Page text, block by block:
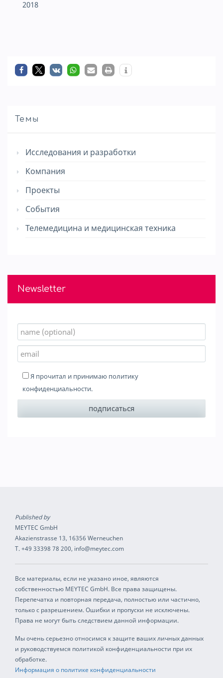
2018
Темы
Исследования и разработки
Компания
Проекты
События
Телемедицина и медицинская техника
Newsletter
Я прочитал и принимаю политику
конфиденциальности.
Published by
MEYTEC GmbH
Akazienstrasse 13, 16356 Werneuchen
T. +49 33398 78 200, info@meytec.com
Все материалы, если не указано иное, являются
собственностью MEYTEC GmbH. Все права защищены.
Перепечатка и повторная передача, полностью или частично,
только с разрешением. Ошибки и пропуски не исключены.
Права не могут быть следствием данной информации.
Мы очень серьезно относимся к защите ваших личных данных
и руководствуемся политикой конфиденциальности при их
обработке.
Информация о политике конфиденциальности